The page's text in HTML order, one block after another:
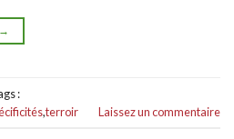
→
:
,terroir Laissez un commentaire